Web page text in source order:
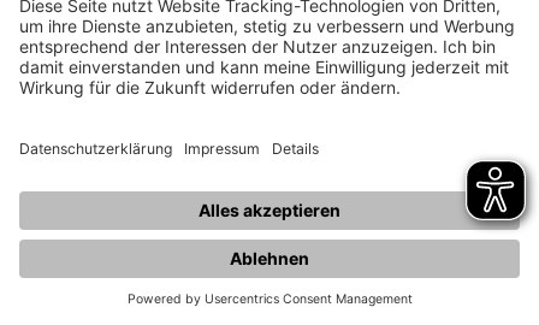
Unterwegs laden
Bleiben Sie flexibel mit unserer Ladekarte:
Zugang zu tausenden Ladepunkten – auch im
weiterfahren – so geht nachhaltige Mobilität
unterwegs.
Ladekarte bestellen
Mein E-Assistent